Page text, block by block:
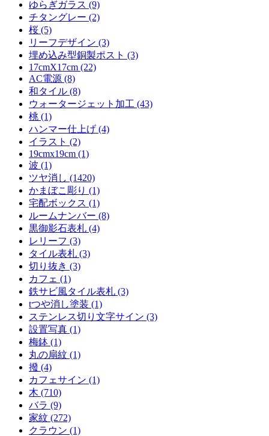
ゆらぎガラス (9)
チタングレー (2)
桜 (5)
リーフデザイン (3)
埋め込み型銅製ポスト (3)
17cmX17cm (22)
AC電源 (8)
和タイル (8)
ウォータージェット加工 (43)
桃 (1)
ハンマー仕上げ (4)
イラスト (2)
19cmx19cm (1)
波 (1)
ツヤ消し (1420)
かまぼこ彫り (1)
宅配ボックス (1)
ルームナンバー (8)
黒御影石表札 (4)
レリーフ (3)
タイル表札 (3)
切り抜き (3)
カフェ (1)
鉄サビ風タイル表札 (3)
tつや消し塗装 (1)
ステンレス切り文字サイン (3)
設置写真 (1)
梅鉢 (1)
丸の扇紋 (1)
撥 (4)
カフェサイン (1)
木 (710)
バラ (9)
家紋 (272)
クラウン (1)